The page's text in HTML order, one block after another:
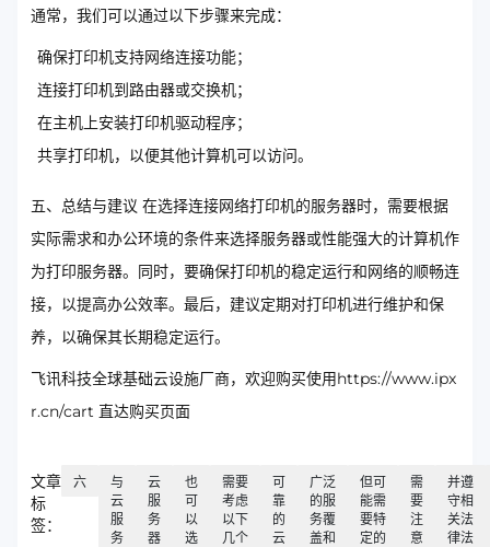
通常，我们可以通过以下步骤来完成：
确保打印机支持网络连接功能；
连接打印机到路由器或交换机；
在主机上安装打印机驱动程序；
共享打印机，以便其他计算机可以访问。
五、总结与建议 在选择连接网络打印机的服务器时，需要根据
实际需求和办公环境的条件来选择服务器或性能强大的计算机作
为打印服务器。同时，要确保打印机的稳定运行和网络的顺畅连
接，以提高办公效率。最后，建议定期对打印机进行维护和保
养，以确保其长期稳定运行。
飞讯科技全球基础云设施厂商，欢迎购买使用https://www.ipx
r.cn/cart 直达购买页面
文章
标
签：
六
与
云
服
务
云
服
务
器
也
可
以
选
需要
考虑
以下
几个
可
靠
的
云
广泛
的服
务覆
盖和
但可
能需
要特
定的
需
要
注
意
并遵
守相
关法
律法